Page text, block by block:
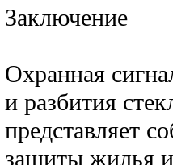
Заключение
Охранная
и разбития
представляет
защиты жилья и